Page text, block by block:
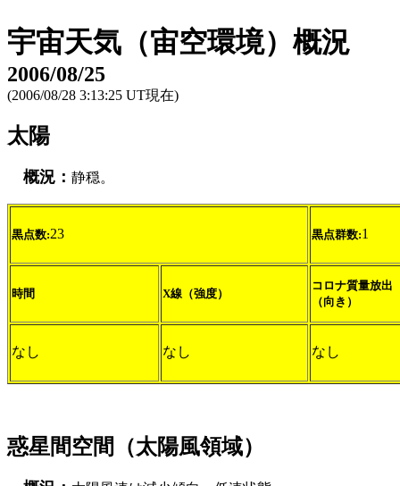
宇宙天気（宙空環境）概況
2006/08/25
(2006/08/28 3:13:25 UT現在)
太陽
概況： 静穏。
黒点数:23 黒点群数:1
時間 X線（強度）
コロナ質量放出
（向き）
なし なし なし
惑星間空間（太陽風領域）